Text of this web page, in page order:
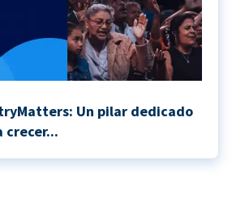
Un pilar dedicado
crecer...